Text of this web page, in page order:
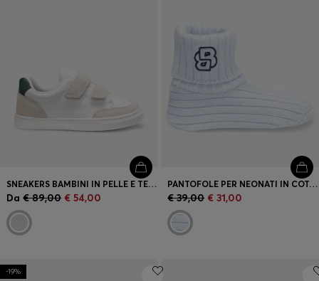
SNEAKERS BAMBINI IN PELLE E TELA
Da € 89,00 € 54,00
PANTOFOLE PER NEONATI IN COTONE LAVORATO A MAGLIA CON MONOGRAMMA DOUBLE B
€ 39,00 € 31,00
-19%